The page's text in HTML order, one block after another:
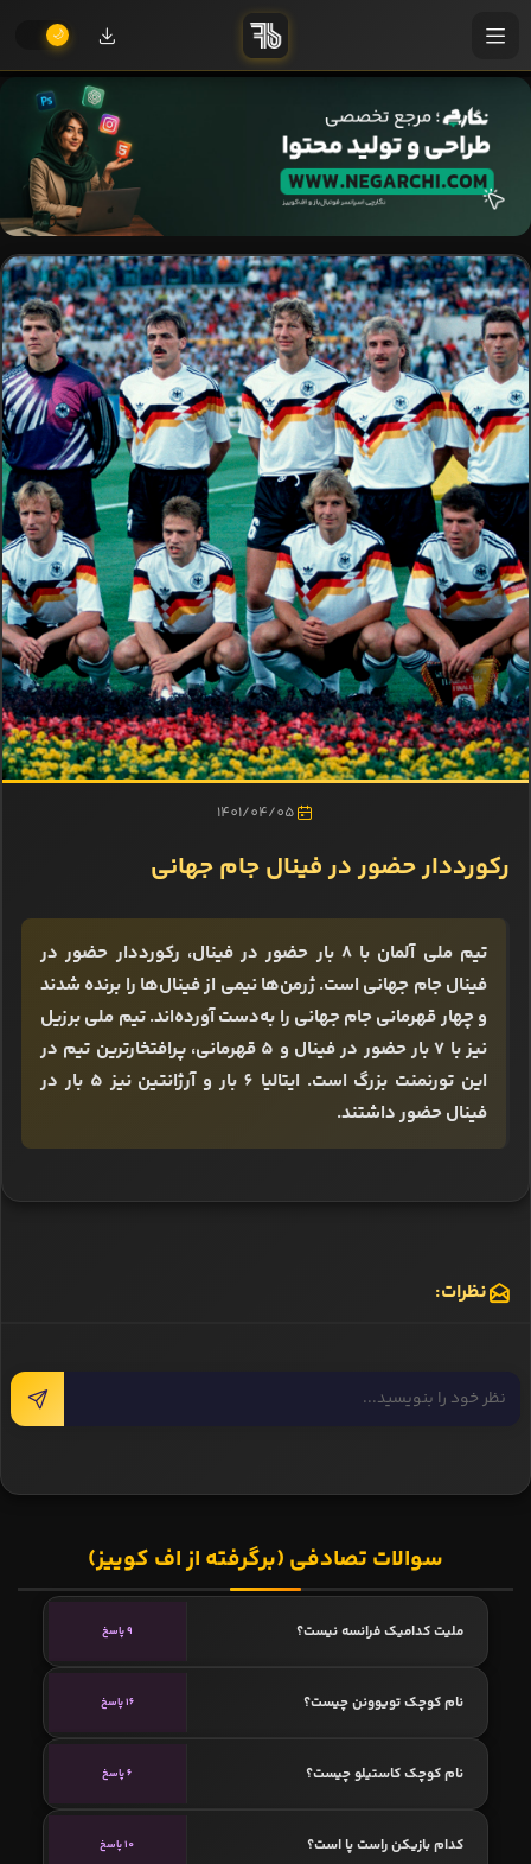
1401/04/05
رکورددار حضور در فینال جام جهانی
تیم ملی آلمان با 8 بار حضور در فینال، رکورددار حضور در
فینال جام جهانی است. ژرمن‌ها نیمی از فینال‌ها را برنده شدند
و چهار قهرمانی جام جهانی را به‌دست آورده‌اند. تیم ملی برزیل
نیز با 7 بار حضور در فینال و 5 قهرمانی، پرافتخارترین تیم در
این تورنمنت بزرگ است. ایتالیا 6 بار و آرژانتین نیز 5 بار در
فینال حضور داشتند.
نظرات:
سوالات تصادفی (برگرفته از اف کوییز)
ملیت کدامیک فرانسه نیست؟ 9 پاسخ
نام کوچک تویوونن چیست؟ 16 پاسخ
نام کوچک کاستیلو چیست؟ 6 پاسخ
کدام بازیکن راست پا است؟ 10 پاسخ